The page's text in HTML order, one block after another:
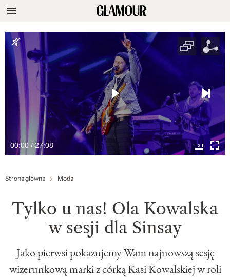
00:00 / 27:08
Strona główna Moda
Tylko u nas! Ola Kowalska
w sesji dla Sinsay
Jako pierwsi pokazujemy Wam najnowszą sesję
wizerunkową marki z córką Kasi Kowalskiej w roli